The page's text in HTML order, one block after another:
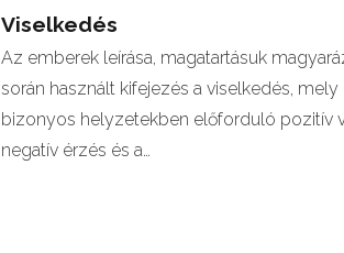
Viselkedés
Az emberek leírása, magatartásuk
során használt kifejezés a viselkedés, mely
bizonyos helyzetekben előforduló pozitív
negatív érzés és a…